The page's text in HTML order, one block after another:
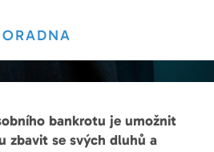
bankrotu je umožnit
zbavit se svých dluhů a